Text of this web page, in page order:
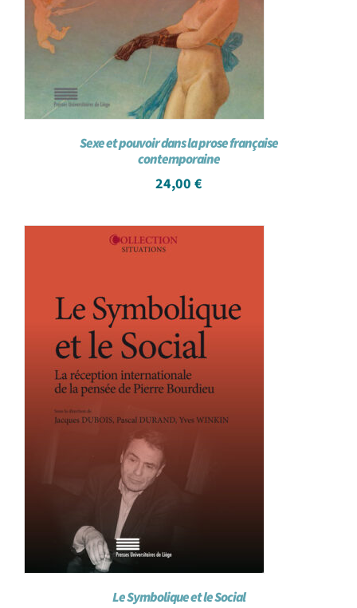
Sexe et pouvoir dans la prose française
contemporaine
24,00 €
Le Symbolique et le Social